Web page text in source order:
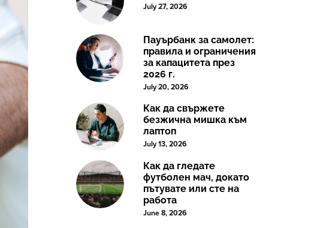
July 27, 2026
Пауърбанк за самолет:
правила и ограничения
за капацитета през
2026 г.
July 20, 2026
Как да свържете
безжична мишка към
лаптоп
July 13, 2026
Как да гледате
футболен мач, докато
пътувате или сте на
работа
June 8, 2026